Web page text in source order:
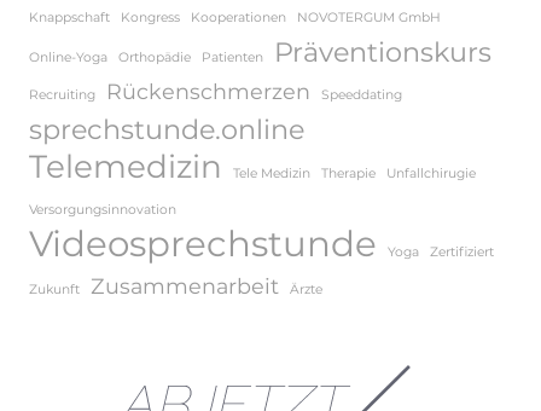
Knappschaft Kongress Kooperationen NOVOTERGUM GmbH
Online-Yoga Orthopädie Patienten Präventionskurs
Recruiting Rückenschmerzen Speeddating
sprechstunde.online
Telemedizin Tele Medizin Therapie Unfallchirugie
Versorgungsinnovation
Videosprechstunde Yoga Zertifiziert
Zukunft Zusammenarbeit Ärzte